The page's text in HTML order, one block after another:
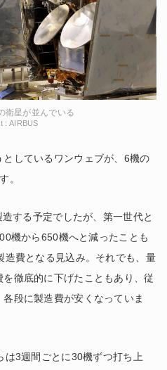
衛星が並んでいる
: AIRBUS
しているワンウェブが、6機の
。
する予定でしたが、第一世代と
機から650機へと減ったことも
造費となる見込み。それでも、量
徹底的に下げたこともあり、従
段に製造費が安くなっていま
は3週間ごとに30機ずつ打ち上